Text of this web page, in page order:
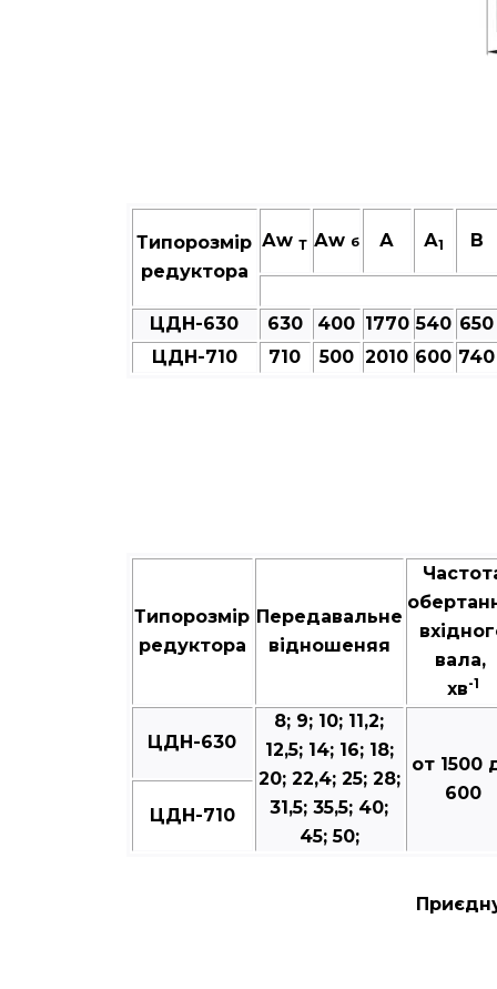
Типорозмір
редуктора
Аw Т Аw б А А1 В
ЦДН-630 630 400 1770 540 650
ЦДН-710
710 500 2010 600 740
Типорозмір
редуктора
Передавальне
відношеняя
вала,
хв-1
ЦДН-630
8; 9; 10; 11,2;
12,5; 14; 16; 18;
20; 22,4; 25; 28;
31,5; 35,5; 40;
45; 50;
от 1500
600
ЦДН-710